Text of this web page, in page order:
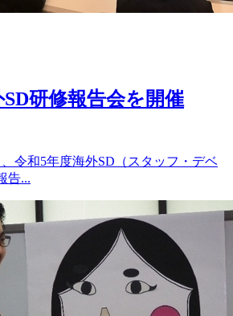
研修報告会を開催
令和5年度海外SD（スタッフ・デベ
告...